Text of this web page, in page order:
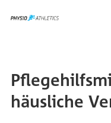
häusliche